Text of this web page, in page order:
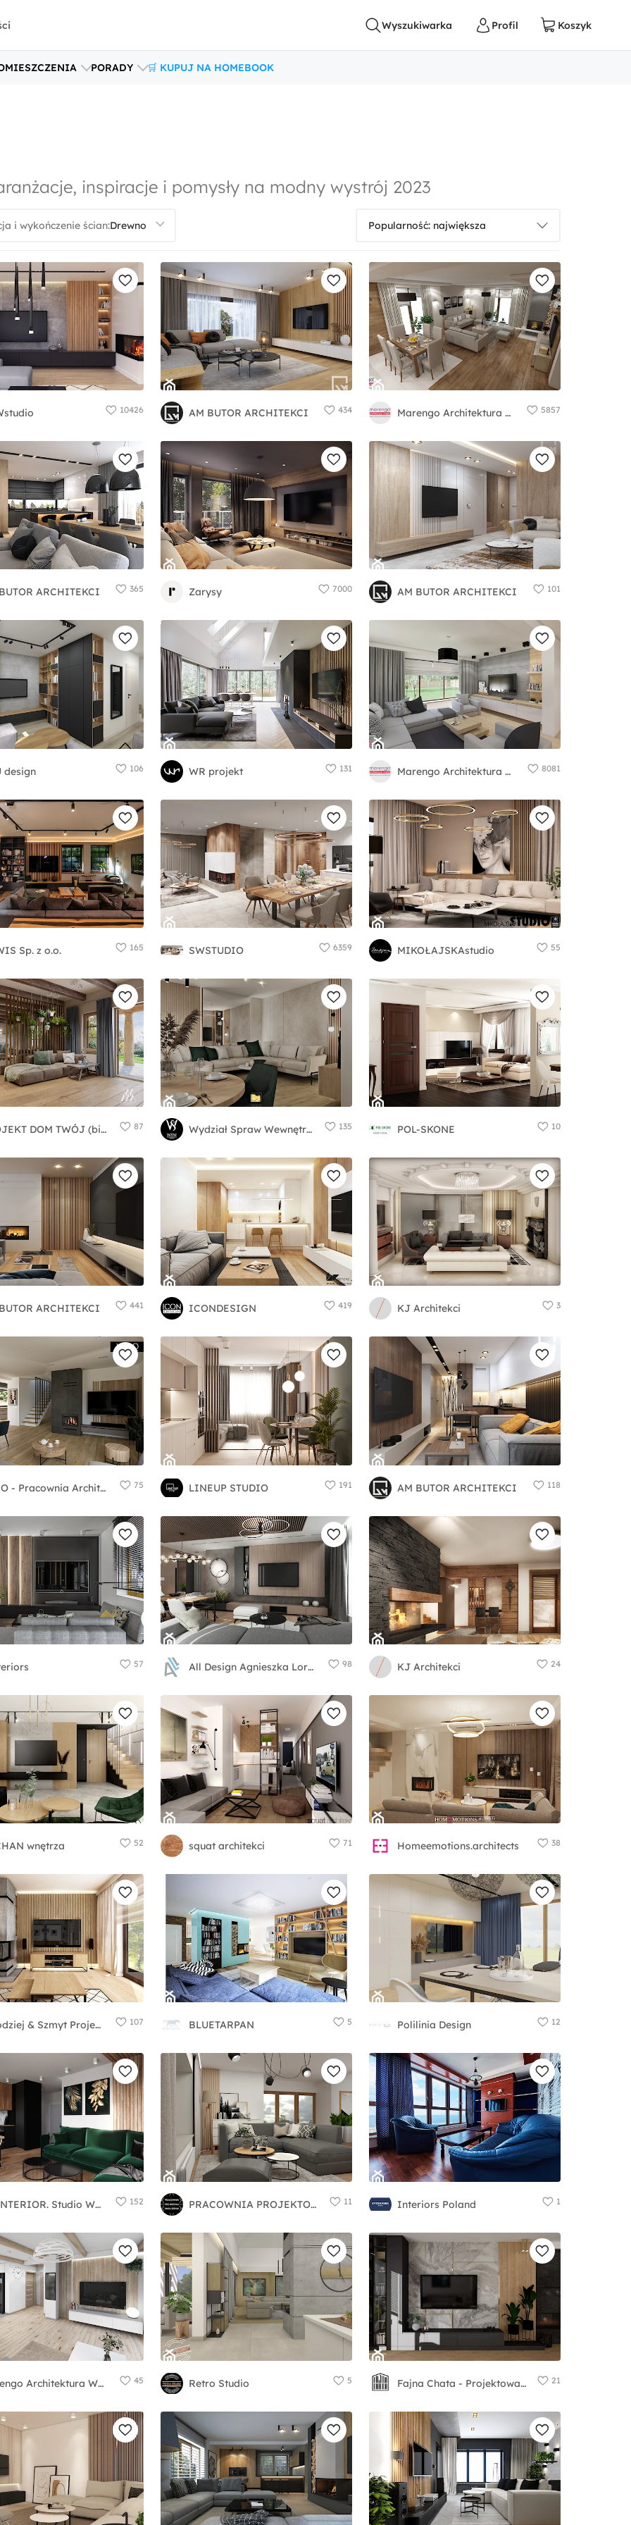
PORADY 🛒 KUPUJ NA HOMEBOOK
inspiracje i pomysły na modny wystrój 2023
i wykończenie ścian:
10426 AM BUTOR ARCHITEKCI 434 Marengo Architektura Wnętrz Anna Knofliczek-Roman 5857
ARCHITEKCI 365 Zarysy 7000 AM BUTOR ARCHITEKCI 101
design 106 WR projekt 131 Marengo Architektura Wnętrz Anna Knofliczek-Roman 8081
Sp. z o.o. 165 SWSTUDIO 6359 MIKOŁAJSKAstudio 55
PROJEKT DOM TWÓJ (biuro projektowe domów i wnętrz) 87 Wydział Spraw Wewnętrznych 135 POL-SKONE 10
ARCHITEKCI 441 ICONDESIGN 419 KJ Architekci 3
VERO - Pracownia Architektury Wnętrz 75 LINEUP STUDIO 191 AM BUTOR ARCHITEKCI 118
57 All Design Agnieszka Lorenc 98 KJ Architekci 24
wnętrza 52 squat architekci 71 Homeemotions.architects 38
Kołodziej & Szmyt Projektowanie Wnętrz 107 BLUETARPAN 5 Polilinia Design 12
D ' INTERIOR. Studio Wnętrz 152 PRACOWNIA PROJEKTOWA KINGA ZDŻALIK 11 Interiors Poland 1
Marengo Architektura Wnętrz Anna Knofliczek-Roman 45 Retro Studio 5 Fajna Chata - Projektowanie i aranżacja wnętrz 21